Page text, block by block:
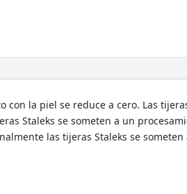
la piel se reduce a cero. Las
Staleks se someten a un
las tijeras Staleks se someten